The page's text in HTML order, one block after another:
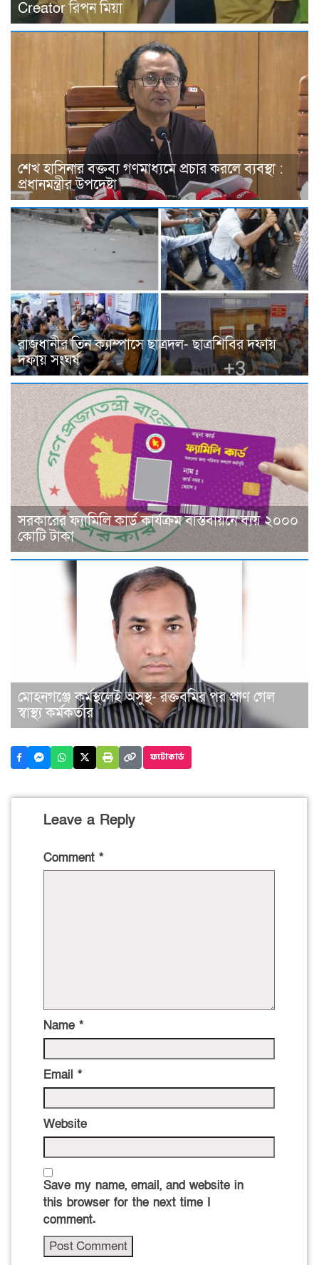
Creator রিপন মিয়া
শেখ হাসিনার বক্তব্য গণমাধ্যমে প্রচার করলে ব্যবস্থা :
প্রধানমন্ত্রীর উপদেষ্টা
রাজধানীর তিন ক্যাম্পাসে ছাত্রদল- ছাত্রশিবির দফায়
দফায় সংঘর্ষ
সরকারের ফ্যামিলি কার্ড কার্যক্রম বাস্তবায়নে ব্যয় ২০০০
কোটি টাকা
মোহনগঞ্জে কর্মস্থলেই অসুস্থ- রক্তবমির পর প্রাণ গেল
স্বাস্থ্য কর্মকর্তার
ফটোকার্ড
Leave a Reply
Comment *
Name *
Email *
Website
Save my name, email, and website in
this browser for the next time I
comment.